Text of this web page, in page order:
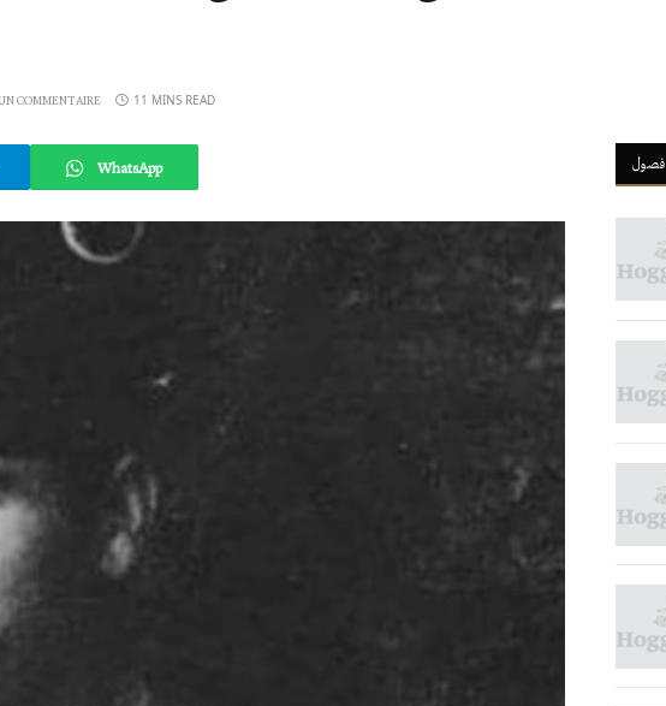
COMMENTAIRE 11 MINS READ
WhatsApp فصول